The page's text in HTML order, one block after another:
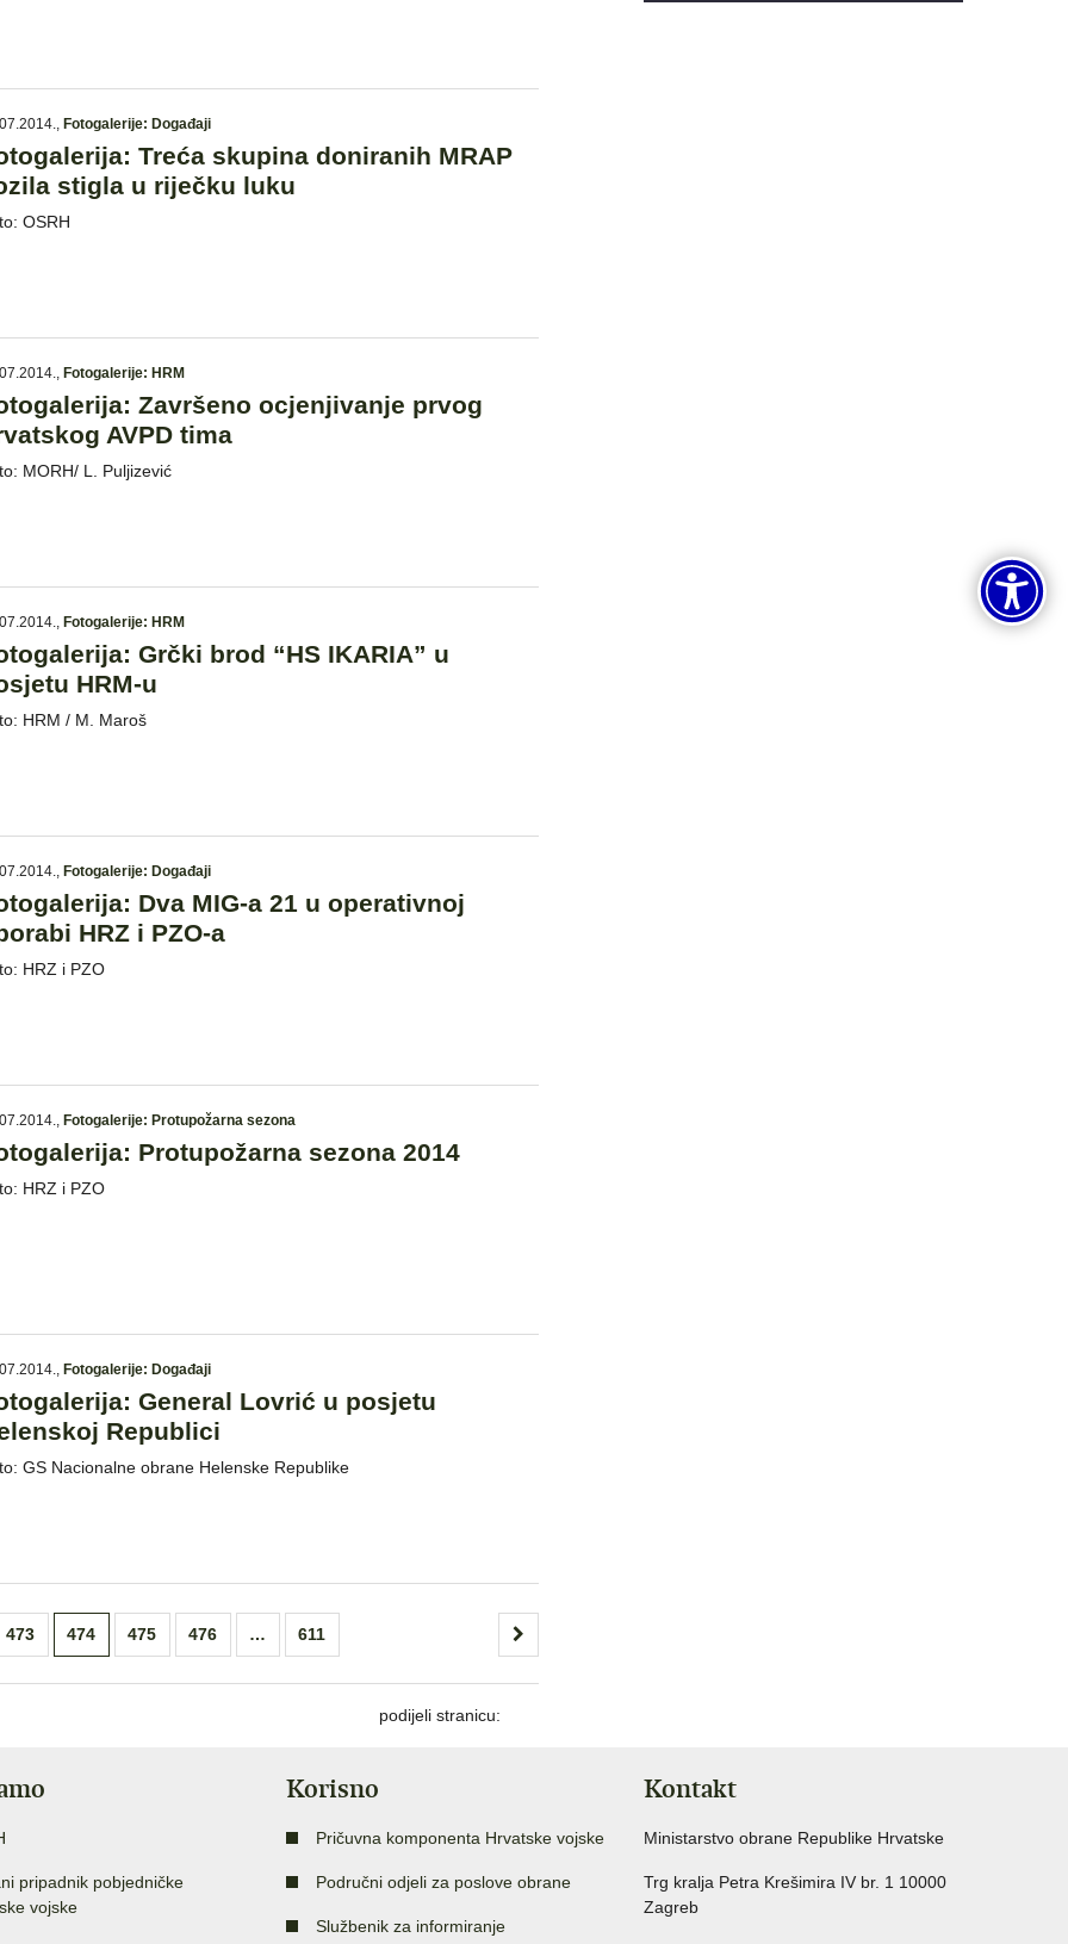
, Fotogalerije: Događaji
Treća skupina doniranih MRAP
stigla u riječku luku
OSRH
, Fotogalerije: HRM
Završeno ocjenjivanje prvog
AVPD tima
MORH/ L. Puljizević
, Fotogalerije: HRM
Grčki brod “HS IKARIA” u
HRM-u
HRM / M. Maroš
, Fotogalerije: Događaji
Dva MIG-a 21 u operativnoj
HRZ i PZO-a
HRZ i PZO
, Fotogalerije: Protupožarna sezona
Protupožarna sezona 2014
HRZ i PZO
, Fotogalerije: Događaji
General Lovrić u posjetu
Republici
GS Nacionalne obrane Helenske Republike
473 474 475 476 … 611
podijeli stranicu:
pripadnik pobjedničke
vojske
Korisno
Pričuvna komponenta Hrvatske vojske
Područni odjeli za poslove obrane
Službenik za informiranje
Kontakt
Ministarstvo obrane Republike Hrvatske
Trg kralja Petra Krešimira IV br. 1 10000
Zagreb